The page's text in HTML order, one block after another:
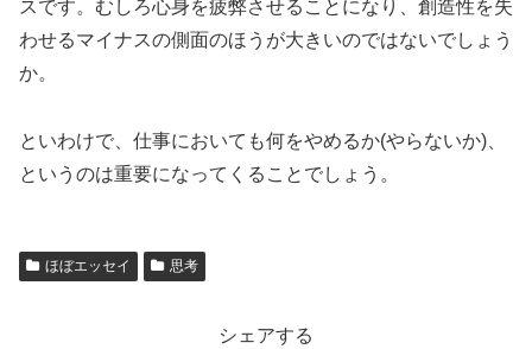
スです。むしろ心身を疲弊させることになり、創造性を失
わせるマイナスの側面のほうが大きいのではないでしょう
か。
といわけで、仕事においても何をやめるか(やらないか)、
というのは重要になってくることでしょう。
ほぼエッセイ 思考
シェアする